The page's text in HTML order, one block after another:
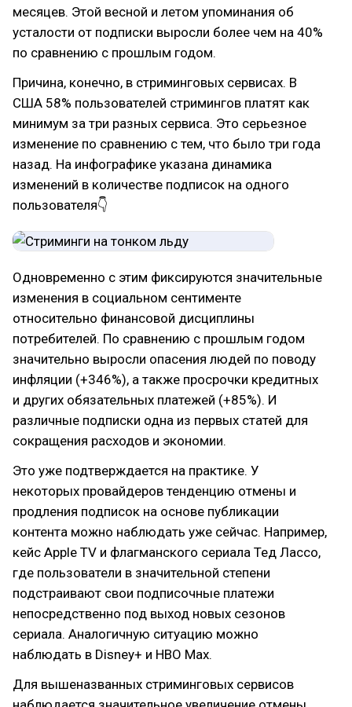
месяцев. Этой весной и летом упоминания об
усталости от подписки выросли более чем на 40%
по сравнению с прошлым годом.
Причина, конечно, в стриминговых сервисах. В
США 58% пользователей стримингов платят как
минимум за три разных сервиса. Это серьезное
изменение по сравнению с тем, что было три года
назад. На инфографике указана динамика
изменений в количестве подписок на одного
пользователя👇
Одновременно с этим фиксируются значительные
изменения в социальном сентименте
относительно финансовой дисциплины
потребителей. По сравнению с прошлым годом
значительно выросли опасения людей по поводу
инфляции (+346%), а также просрочки кредитных
и других обязательных платежей (+85%). И
различные подписки одна из первых статей для
сокращения расходов и экономии.
Это уже подтверждается на практике. У
некоторых провайдеров тенденцию отмены и
продления подписок на основе публикации
контента можно наблюдать уже сейчас. Например,
кейс Apple TV и флагманского сериала Тед Лассо,
где пользователи в значительной степени
подстраивают свои подписочные платежи
непосредственно под выход новых сезонов
сериала. Аналогичную ситуацию можно
наблюдать в Disney+ и HBO Max.
Для вышеназванных стриминговых сервисов